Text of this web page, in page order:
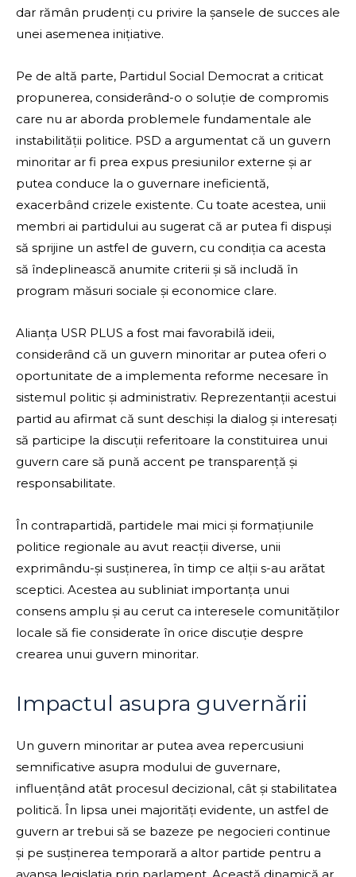
dar rămân prudenți cu privire la șansele de succes ale
unei asemenea inițiative.
Pe de altă parte, Partidul Social Democrat a criticat
propunerea, considerând-o o soluție de compromis
care nu ar aborda problemele fundamentale ale
instabilității politice. PSD a argumentat că un guvern
minoritar ar fi prea expus presiunilor externe și ar
putea conduce la o guvernare ineficientă,
exacerbând crizele existente. Cu toate acestea, unii
membri ai partidului au sugerat că ar putea fi dispuși
să sprijine un astfel de guvern, cu condiția ca acesta
să îndeplinească anumite criterii și să includă în
program măsuri sociale și economice clare.
Alianța USR PLUS a fost mai favorabilă ideii,
considerând că un guvern minoritar ar putea oferi o
oportunitate de a implementa reforme necesare în
sistemul politic și administrativ. Reprezentanții acestui
partid au afirmat că sunt deschiși la dialog și interesați
să participe la discuții referitoare la constituirea unui
guvern care să pună accent pe transparență și
responsabilitate.
În contrapartidă, partidele mai mici și formațiunile
politice regionale au avut reacții diverse, unii
exprimându-și susținerea, în timp ce alții s-au arătat
sceptici. Acestea au subliniat importanța unui
consens amplu și au cerut ca interesele comunităților
locale să fie considerate în orice discuție despre
crearea unui guvern minoritar.
Impactul asupra guvernării
Un guvern minoritar ar putea avea repercusiuni
semnificative asupra modului de guvernare,
influențând atât procesul decizional, cât și stabilitatea
politică. În lipsa unei majorități evidente, un astfel de
guvern ar trebui să se bazeze pe negocieri continue
și pe susținerea temporară a altor partide pentru a